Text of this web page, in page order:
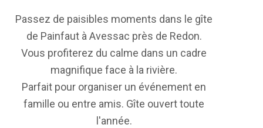
Passez de paisibles moments dans le gîte
de Painfaut à Avessac près de Redon.
Vous profiterez du calme dans un cadre
magnifique face à la rivière.
Parfait pour organiser un événement en
famille ou entre amis. Gîte ouvert toute
l'année.